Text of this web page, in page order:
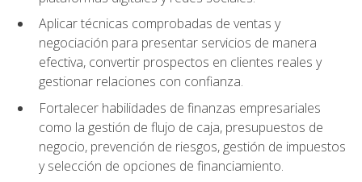
Aplicar técnicas comprobadas de ventas y
negociación para presentar servicios de manera
efectiva, convertir prospectos en clientes reales y
gestionar relaciones con confianza.
Fortalecer habilidades de finanzas empresariales
como la gestión de flujo de caja, presupuestos de
negocio, prevención de riesgos, gestión de impuestos
y selección de opciones de financiamiento.